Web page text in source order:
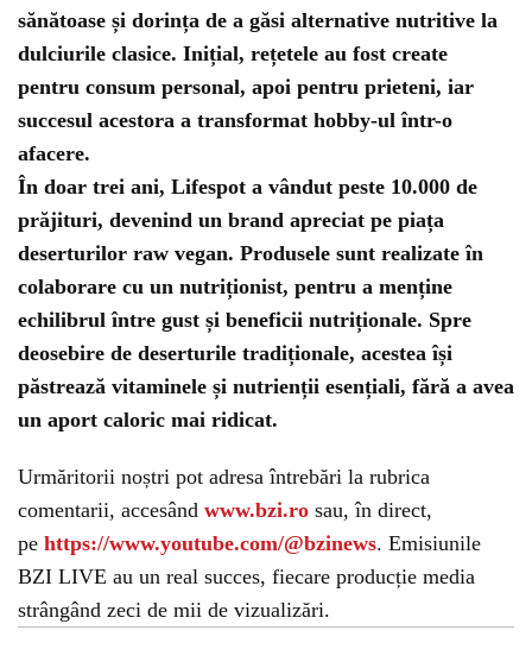
sănătoase și dorința de a găsi alternative nutritive la
dulciurile clasice. Inițial, rețetele au fost create
pentru consum personal, apoi pentru prieteni, iar
succesul acestora a transformat hobby-ul într-o
afacere.
În doar trei ani, Lifespot a vândut peste 10.000 de
prăjituri, devenind un brand apreciat pe piața
deserturilor raw vegan. Produsele sunt realizate în
colaborare cu un nutriționist, pentru a menține
echilibrul între gust și beneficii nutriționale. Spre
deosebire de deserturile tradiționale, acestea își
păstrează vitaminele și nutrienții esențiali, fără a avea
un aport caloric mai ridicat.
Urmăritorii noștri pot adresa întrebări la rubrica
comentarii, accesând www.bzi.ro sau, în direct,
pe https://www.youtube.com/@bzinews. Emisiunile
BZI LIVE au un real succes, fiecare producție media
strângând zeci de mii de vizualizări.